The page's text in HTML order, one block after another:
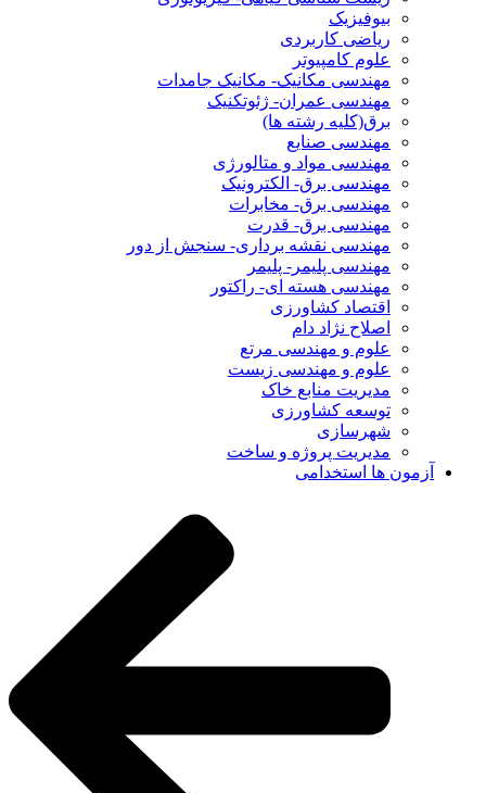
بیوفیزیک
ریاضی کاربردی
علوم کامپیوتر
مهندسی مکانیک- مکانیک جامدات
مهندسی عمران- ژئوتکنیک
برق(کلیه رشته ها)
مهندسی صنایع
مهندسی مواد و متالورژی
مهندسی برق- الکترونیک
مهندسی برق- مخابرات
مهندسی برق- قدرت
مهندسی نقشه برداری- سنجش از دور
مهندسی پلیمر- پلیمر
مهندسی هسته ای- راکتور
اقتصاد کشاورزی
اصلاح نژاد دام
علوم و مهندسی مرتع
علوم و مهندسی زیست
مدیریت منابع خاک
توسعه کشاورزی
شهرسازی
مدیریت پروژه و ساخت
آزمون ها استخدامی